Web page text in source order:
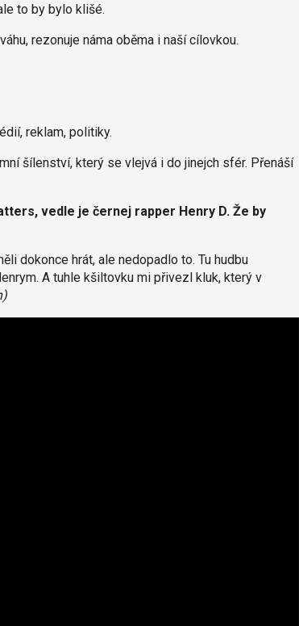
to by bylo klišé.
rezonuje náma oběma i naší cílovkou.
reklam, politiky.
šílenství, který se vlejvá i do jinejch sfér. Přenáší
vedle je černej rapper Henry D. Že by
dokonce hrát, ale nedopadlo to. Tu hudbu
A tuhle kšiltovku mi přivezl kluk, který v